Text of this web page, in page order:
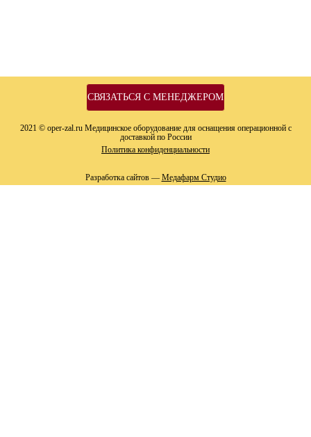
СВЯЗАТЬСЯ С МЕНЕДЖЕРОМ
2021 © oper-zal.ru Медицинское оборудование для оснащения операционной с
доставкой по России
Политика конфиденциальности
Разработка сайтов — Медафарм Студио